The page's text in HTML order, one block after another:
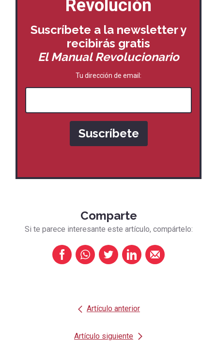
Revolución
Suscríbete a la newsletter y
recibirás gratis
El Manual Revolucionario
Tu dirección de email:
Comparte
Si te parece interesante este artículo, compártelo:
Artículo anterior
Artículo siguiente